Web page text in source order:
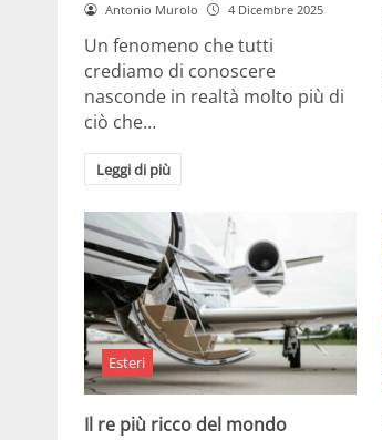
Antonio Murolo 4 Dicembre 2025
Un fenomeno che tutti
crediamo di conoscere
nasconde in realtà molto più di
ciò che…
Leggi di più
Esteri
Il re più ricco del mondo